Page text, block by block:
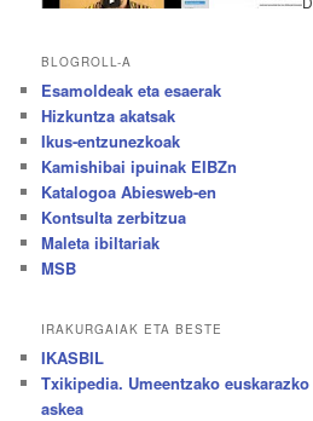
BLOGROLL-A
Esamoldeak eta esaerak
Hizkuntza akatsak
Ikus-entzunezkoak
Kamishibai ipuinak EIBZn
Katalogoa Abiesweb-en
Kontsulta zerbitzua
Maleta ibiltariak
MSB
IRAKURGAIAK ETA BESTE
IKASBIL
Txikipedia. Umeentzako
askea